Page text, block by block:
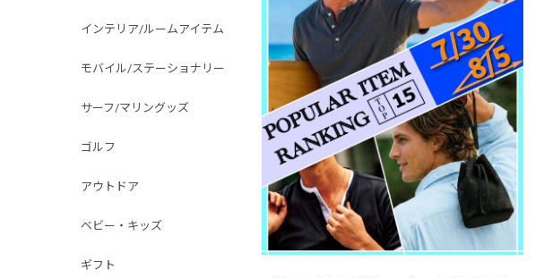
インテリア/ルームアイテム
モバイル/ステーショナリー
サーフ/マリングッズ
ゴルフ
アウトドア
ベビー・キッズ
ギフト